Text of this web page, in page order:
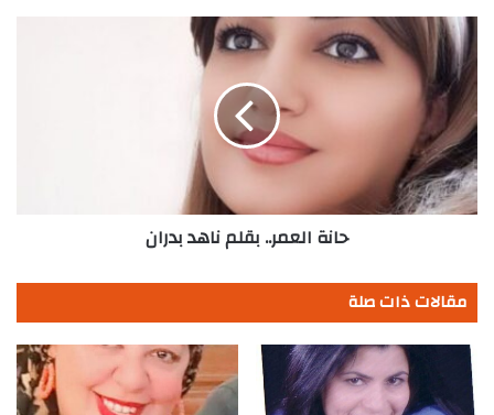
حانة
العمر..
بقلم
ناهد
بدران
حانة العمر.. بقلم ناهد بدران
مقالات ذات صلة